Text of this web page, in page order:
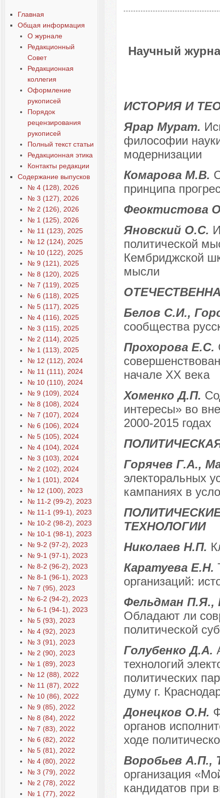
Главная
Общая информация
О журнале
Редакционный
Совет
Редакционная
коллегия
Оформление
рукописей
Порядок
рецензирования
рукописей
Полный текст статьи
Редакционная этика
Контакты редакции
Содержание выпусков
№ 4 (128), 2026
№ 3 (127), 2026
№ 2 (126), 2026
№ 1 (125), 2026
№ 11 (123), 2025
№ 12 (124), 2025
№ 10 (122), 2025
№ 9 (121), 2025
№ 8 (120), 2025
№ 7 (119), 2025
№ 6 (118), 2025
№ 5 (117), 2025
№ 4 (116), 2025
№ 3 (115), 2025
№ 2 (114), 2025
№ 1 (113), 2025
№ 12 (112), 2024
№ 11 (111), 2024
№ 10 (110), 2024
№ 9 (109), 2024
№ 8 (108), 2024
№ 7 (107), 2024
№ 6 (106), 2024
№ 5 (105), 2024
№ 4 (104), 2024
№ 3 (103), 2024
№ 2 (102), 2024
№ 1 (101), 2024
№ 12 (100), 2023
№ 11-2 (99-2), 2023
№ 11-1 (99-1), 2023
№ 10-2 (98-2), 2023
№ 10-1 (98-1), 2023
№ 9-2 (97-2), 2023
№ 9-1 (97-1), 2023
№ 8-2 (96-2), 2023
№ 8-1 (96-1), 2023
№ 7 (95), 2023
№ 6-2 (94-2), 2023
№ 6-1 (94-1), 2023
№ 5 (93), 2023
№ 4 (92), 2023
№ 3 (91), 2023
№ 2 (90), 2023
№ 1 (89), 2023
№ 12 (88), 2022
№ 11 (87), 2022
№ 10 (86), 2022
№ 9 (85), 2022
№ 8 (84), 2022
№ 7 (83), 2022
№ 6 (82), 2022
№ 5 (81), 2022
№ 4 (80), 2022
№ 3 (79), 2022
№ 2 (78), 2022
№ 1 (77), 2022
Научный
ИСТОРИЯ И
Ярар Мурат.
философии
модернизации
Комарова М.В.
принципа
Феоктистова
Яновский О.С.
политической
Кембриджской
мысли
Белов С.И.,
сообщества
Прохорова Е.С.
начале XX века
Хоменко Д.П.
интересы» во
2000-2015 годах
Горячев Г.А.,
электоральных
кампаниях в
ТЕХНОЛОГИИ
Николаев Н.П.
Каратуева Е.Н.
организаций:
Фельдман
Обладают ли
политической
Голубенко Д.А.
технологий
политических
думу г.
Донецков О.Н.
органов
ходе
Воробьев А.П.,
организация
кандидатов при